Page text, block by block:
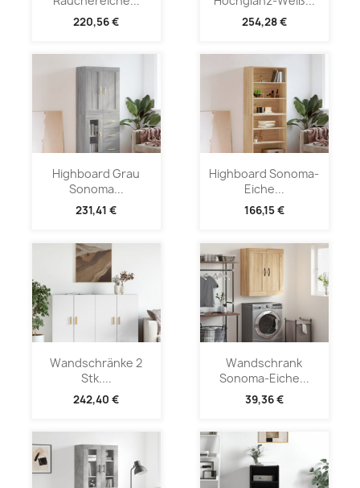
220,56 € 254,28 €
Highboard Grau
Sonoma...
231,41 €
Highboard Sonoma-
Eiche...
166,15 €
Wandschränke 2
Stk....
242,40 €
Wandschrank
Sonoma-Eiche...
39,36 €